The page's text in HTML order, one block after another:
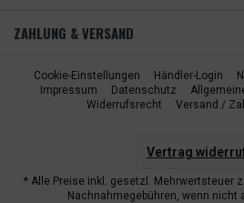
ZAHLUNG & VERSAND
Cookie-Einstellungen Händler-Login
Impressum
Datenschutz
Widerrufsrecht
Versand /
Vertrag
* Alle Preise inkl. gesetzl. Mehrwertsteuer
Nachnahmegebühren, wenn nicht